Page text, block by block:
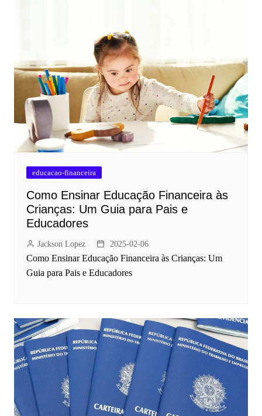
educacao-financeira
Como Ensinar Educação Financeira às
Crianças: Um Guia para Pais e
Educadores
Jackson Lopez 2025-02-06
Como Ensinar Educação Financeira às Crianças: Um
Guia para Pais e Educadores